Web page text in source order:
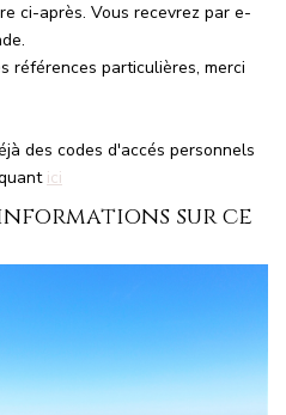
N°1
N°3
Immobilier N°4
Immobilier N°8
N°9
ci-après. Vous recevrez par e-
références particulières, merci
des codes d'accés personnels
ici
sur ce